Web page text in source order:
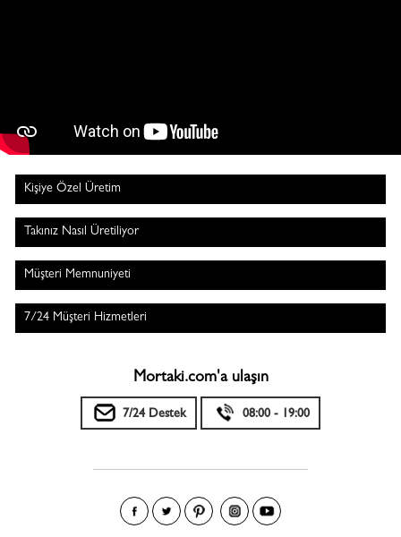
Kişiye Özel Üretim
Takınız Nasıl Üretiliyor
Müşteri Memnuniyeti
7/24 Müşteri Hizmetleri
Mortaki.com'a ulaşın
7/24 Destek 08:00 - 19:00